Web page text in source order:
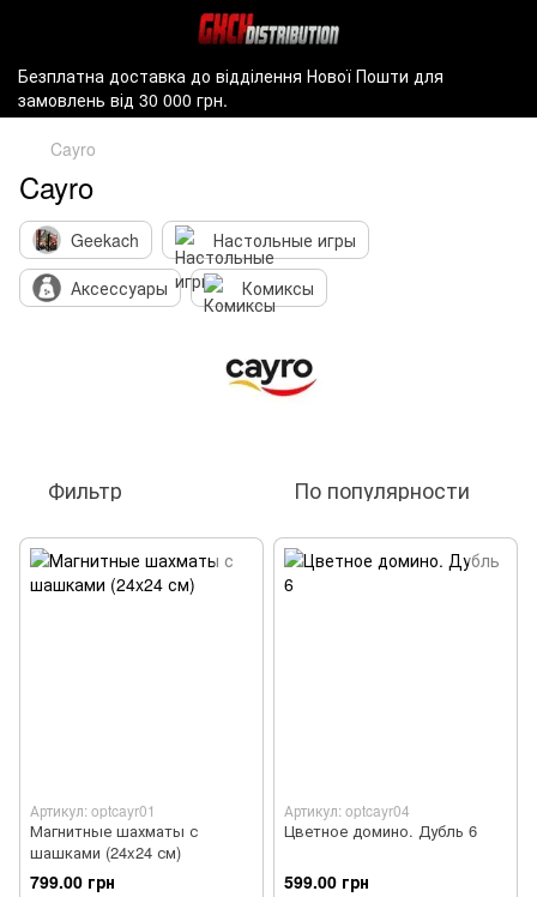
Безплатна доставка до відділення Нової Пошти для
замовлень від 30 000 грн.
Cayro
Cayro
Geekach
Настольные игры
Аксессуары
Комиксы
Фильтр По популярности
Артикул: optcayr01
Магнитные шахматы с
шашками (24x24 см)
799.00 грн
Артикул: optcayr04
Цветное домино. Дубль 6
599.00 грн